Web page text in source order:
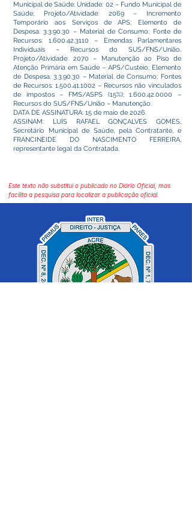
Municipal de Saúde; Unidade: 02 – Fundo Municipal de
Saúde; Projeto/Atividade: 2069 – Incremento
Temporário aos Serviços de APS; Elemento de
Despesa: 3.3.90.30 – Material de Consumo; Fonte de
Recursos: 1.600.42.3110 – Emendas Parlamentares
Individuais – Recursos do SUS/FNS/União.
Projeto/Atividade: 2070 – Manutenção ao Piso de
Atenção Primária em Saúde – APS/Custeio; Elemento
de Despesa: 3.3.90.30 – Material de Consumo; Fontes
de Recursos: 1.500.41.1002 – Recursos não vinculados
de impostos – FMS/ASPS (15%);1.600.42.0000
–
Recursos do SUS/FNS/União – Manutenção.
DATA DE ASSINATURA: 15 de maio de 2026.
ASSINAM: LUÍS RAFAEL GONÇALVES GOMES,
Secretário Municipal de Saúde, pela Contratante, e
FRANCINEIDE DO NASCIMENTO FERREIRA,
representante legal da Contratada.
Este texto não substitui o publicado no Diário Oficial, mas
facilita a pesquisa para localizar a publicação oficial.